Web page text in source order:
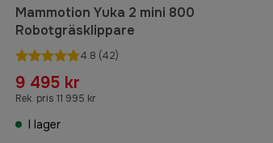
Mammotion Yuka 2 mini 800
Robotgräsklippare
4.8 (42)
9 495 kr
Rek. pris 11 995 kr
I lager